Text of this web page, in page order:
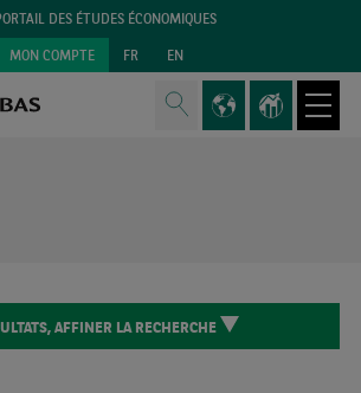
DES ÉTUDES ÉCONOMIQUES
MON COMPTE FR EN
AFFINER LA RECHERCHE